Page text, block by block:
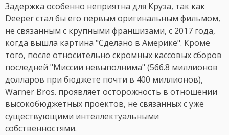
Задержка особенно неприятна для Круза, так как
Deeper стал бы его первым оригинальным фильмом,
не связанным с крупными франшизами, с 2017 года,
когда вышла картина "Сделано в Америке". Кроме
того, после относительно скромных кассовых сборов
последней "Миссии невыполнима" (566.8 миллионов
долларов при бюджете почти в 400 миллионов),
Warner Bros. проявляет осторожность в отношении
высокобюджетных проектов, не связанных с уже
существующими интеллектуальными
собственностями.